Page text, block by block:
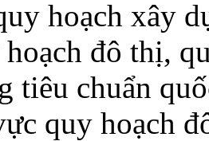
hoạch xây
đô thị,
tiêu chuẩn
quy hoạch